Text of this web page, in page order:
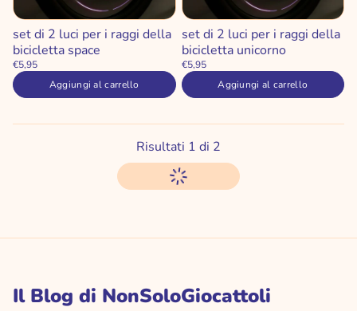
set di 2 luci per i raggi della
bicicletta space
€5,95
Aggiungi al carrello
set di 2 luci per i raggi della
bicicletta unicorno
€5,95
Aggiungi al carrello
Risultati 1 di 2
Il Blog di NonSoloGiocattoli